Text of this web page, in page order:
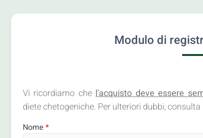
Modulo di
Vi ricordiamo chel'acquisto deve essere
diete chetogeniche. Per ulteriori dubbi, consulta
Nome *